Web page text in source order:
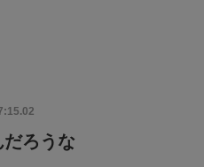
だろうな